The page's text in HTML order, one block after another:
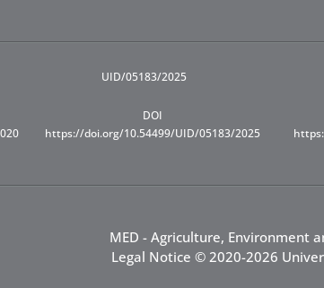
UID/05183/2025
DOI
https://doi.org/10.54499/UID/05183/2025
MED - Agriculture, Environment
Legal Notice © 2020-2026